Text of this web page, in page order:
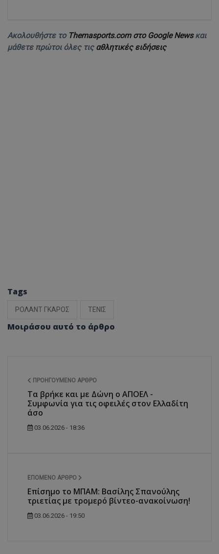
Ακολουθήστε το Themasports.com στο Google Newsκαι
μάθετε πρώτοι όλες τις αθλητικές ειδήσεις
Tags
ΡΟΛΑΝΤ ΓΚΑΡΟΣ ΤΕΝΙΣ
Μοιράσου αυτό το άρθρο
ΠΡΟΗΓΟΎΜΕΝΟ ΆΡΘΡΟ
Τα βρήκε και με Δώνη ο ΑΠΟΕΛ -
Συμφωνία για τις οφειλές στον Ελλαδίτη
άσο
03.06.2026 - 18:36
ΕΠΌΜΕΝΟ ΆΡΘΡΟ
Επίσημο το ΜΠΑΜ: Βασίλης Σπανούλης
τριετίας με τρομερό βίντεο-ανακοίνωση!
03.06.2026 - 19:50